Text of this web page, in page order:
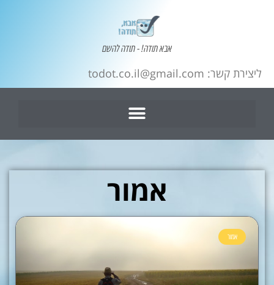
אבא תודה! - תודה להשם
ליצירת קשר: todot.co.il@gmail.com
אמור
אמור